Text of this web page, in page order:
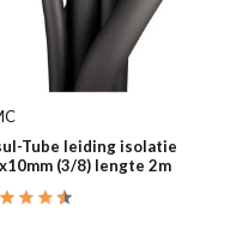
Tube leiding isolatie
(3/8) lengte 2m